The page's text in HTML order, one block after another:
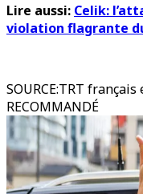
Lire aussi: Celik:
violation flagrante
SOURCE:TRT français
RECOMMANDÉ